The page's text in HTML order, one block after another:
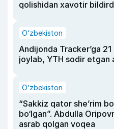
qolishidan xavotir
O‘zbekiston
Andijonda Tracker’ga
joylab, YTH sodir etgan
O‘zbekiston
“Sakkiz qator she’rim
bo‘lgan”. Abdulla
asrab qolgan voqea